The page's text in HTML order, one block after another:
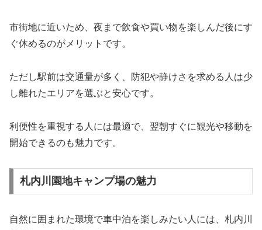
市街地に近いため、夜まで飲食や買い物を楽しんだ後にす
ぐ休めるのがメリットです。
ただし駅前は交通量が多く、防犯や静けさを求める人は少
し離れたエリアを選ぶと安心です。
利便性を重視する人には最適で、翌朝すぐに観光や移動を
開始できるのも魅力です。
札内川園地キャンプ場の魅力
自然に囲まれた環境で車中泊を楽しみたい人には、札内川